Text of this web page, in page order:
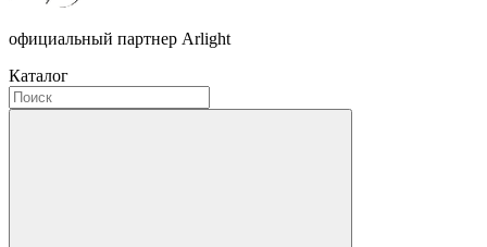
официальный партнер Arlight
Каталог